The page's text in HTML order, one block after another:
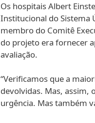
Os hospitais Albert
Institucional do Sistema
membro do Comitê
do projeto era fornecer
avaliação.
“Verificamos que a
devolvidas. Mas, assim,
urgência. Mas também